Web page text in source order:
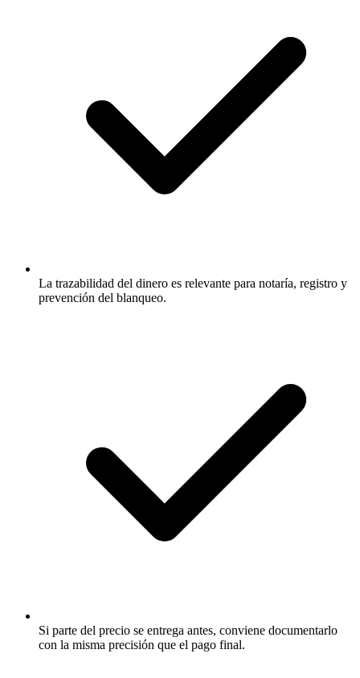
La trazabilidad del dinero es relevante para notaría, registro y
prevención del blanqueo.
Si parte del precio se entrega antes, conviene documentarlo
con la misma precisión que el pago final.